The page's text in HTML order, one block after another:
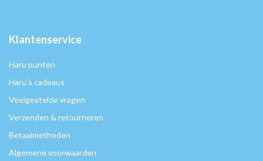
Klantenservice
Haru punten
Haru's cadeaus
Veelgestelde vragen
Verzenden & retourneren
Betaalmethoden
Algemene voorwaarden